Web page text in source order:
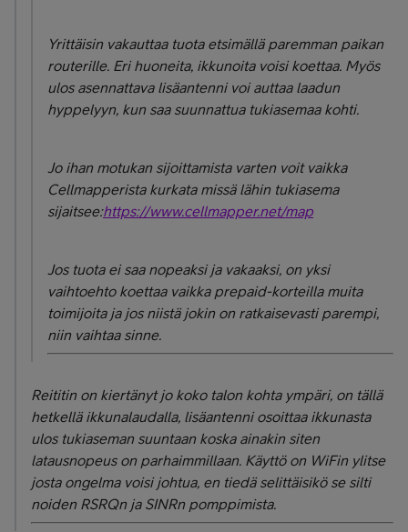
Yrittäisin vakauttaa tuota etsimällä paremman paikan
routerille. Eri huoneita, ikkunoita voisi koettaa. Myös
ulos asennattava lisäantenni voi auttaa laadun
hyppelyyn, kun saa suunnattua tukiasemaa kohti.
Jo ihan motukan sijoittamista varten voit vaikka
Cellmapperista kurkata missä lähin tukiasema
sijaitsee:https://www.cellmapper.net/map
Jos tuota ei saa nopeaksi ja vakaaksi, on yksi
vaihtoehto koettaa vaikka prepaid-korteilla muita
toimijoita ja jos niistä jokin on ratkaisevasti parempi,
niin vaihtaa sinne.
Reititin on kiertänyt jo koko talon kohta ympäri, on tällä
hetkellä ikkunalaudalla, lisäantenni osoittaa ikkunasta
ulos tukiaseman suuntaan koska ainakin siten
latausnopeus on parhaimmillaan. Käyttö on WiFin ylitse
josta ongelma voisi johtua, en tiedä selittäisikö se silti
noiden RSRQn ja SINRn pomppimista.